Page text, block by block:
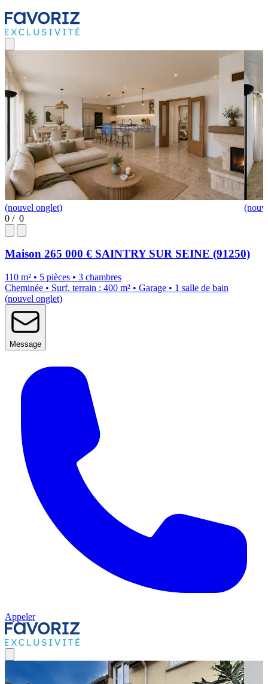
(nouvel onglet)
0 / 0
Maison 265 000 € SAINTRY SUR SEINE (91250)
110 m² • 5 pièces • 3 chambres
Cheminée • Surf. terrain : 400 m² • Garage • 1 salle de bain
(nouvel onglet)
Message
Appeler